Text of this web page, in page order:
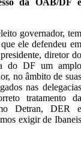
da OAB/DF é
governador, tem
ele defendeu em
diretor do
do DF um amplo
no âmbito de suas
nas delegacias
tratamento da
Detran, DER e
exigir de Ibaneis